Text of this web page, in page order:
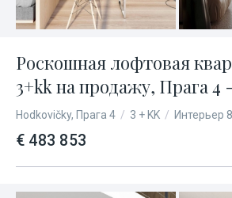
Роскошная лофтовая
3+kk на продажу, Прага 4
Hodkovičky, Прага 4 / 3 + KK / Интерьер
€ 483 853